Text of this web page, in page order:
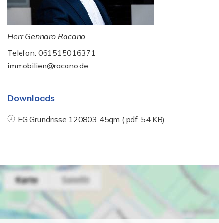
Herr Gennaro Racano
Telefon: 061515016371
immobilien@racano.de
Downloads
EG Grundrisse 120803 45qm (.pdf, 54 KB)